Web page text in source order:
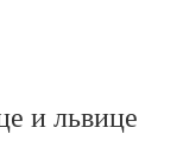
и львице